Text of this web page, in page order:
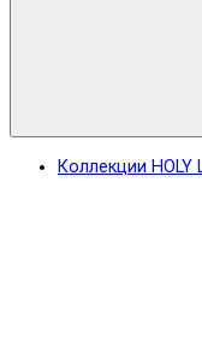
Коллекции HOLY